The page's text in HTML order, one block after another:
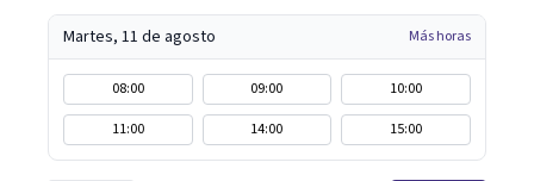
Martes, 11 de agosto Más horas
08:00 09:00
10:00
11:00
14:00 15:00